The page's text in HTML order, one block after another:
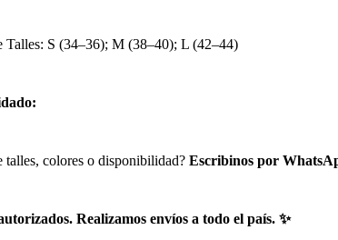
S (34–36); M (38–40); L (42–44)
talles, colores o disponibilidad? Escribinos por
Realizamos envíos a todo el país. ✨